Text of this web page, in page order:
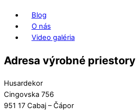
Blog
O nás
Video galéria
Adresa výrobné priestory
Husardekor
Cingovska 756
951 17 Cabaj – Čápor